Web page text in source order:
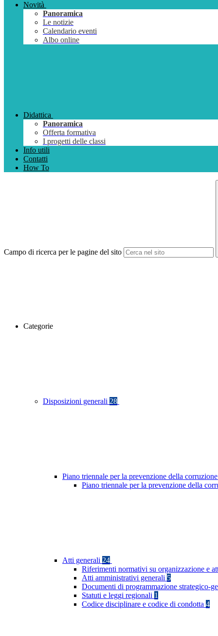
Novità
Panoramica
Le notizie
Calendario eventi
Albo online
Didattica
Panoramica
Offerta formativa
I progetti delle classi
Info utili
Contatti
How To
Campo di ricerca per le pagine del sito
Categorie
Disposizioni generali 28
Piano triennale per la prevenzione della
Piano triennale per la prevenzione della
Atti generali 24
Riferimenti normativi su organizzazione e
Atti amministrativi generali 5
Documenti di programmazione strategico-
Statuti e leggi regionali 1
Codice disciplinare e codice di condotta 4